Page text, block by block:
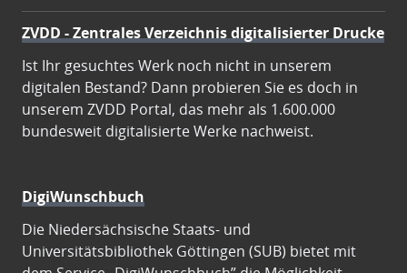
ZVDD - Zentrales Verzeichnis digitalisierter Drucke
Ist Ihr gesuchtes Werk noch nicht in unserem
digitalen Bestand? Dann probieren Sie es doch in
unserem ZVDD Portal, das mehr als 1.600.000
bundesweit digitalisierte Werke nachweist.
DigiWunschbuch
Die Niedersächsische Staats- und
Universitätsbibliothek Göttingen (SUB) bietet mit